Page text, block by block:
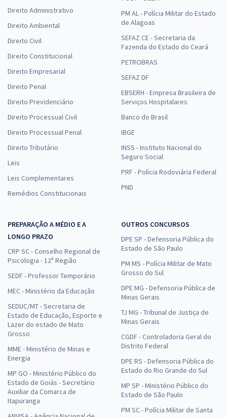
Direito Administrativo
Direito Ambiental
Direito Civil
Direito Constitucional
Direito Empresarial
Direito Penal
Direito Previdenciário
Direito Processual Civil
Direito Processual Penal
Direito Tributário
Leis
Leis Complementares
Remédios Constitucionais
PM AL - Polícia Militar do Estado
de Alagoas
SEFAZ CE - Secretaria da
Fazenda do Estado do Ceará
PETROBRAS
SEFAZ DF
EBSERH - Empresa Brasileira de
Serviços Hospitalares
Banco do Brasil
IBGE
INSS - Instituto Nacional do
Seguro Social
PRF - Polícia Rodoviária Federal
PND
PREPARAÇÃO A MÉDIO E A
LONGO PRAZO
CRP SC - Conselho Regional de
Psicologia - 12ª Região
SEDF - Professor Temporário
MEC - Ministério da Educação
SEDUC/MT - Secretaria de
Estado de Educação, Esporte e
Lazer do estado de Mato
Grosso
MME - Ministério de Minas e
Energia
MP GO - Ministério Público do
Estado de Goiás - Secretário
Auxiliar da Comarca de
Itapuranga
OUTROS CONCURSOS
DPE SP - Defensoria Pública do
Estado de São Paulo
PM MS - Polícia Militar de Mato
Grosso do Sul
DPE MG - Defensoria Pública de
Minas Gerais
TJ MG - Tribunal de Justiça de
Minas Gerais
CGDF - Controladoria Geral do
Distrito Federal
DPE RS - Defensoria Pública do
Estado do Rio Grande do Sul
MP SP - Ministério Público do
Estado de São Paulo
PM SC - Polícia Militar de Santa